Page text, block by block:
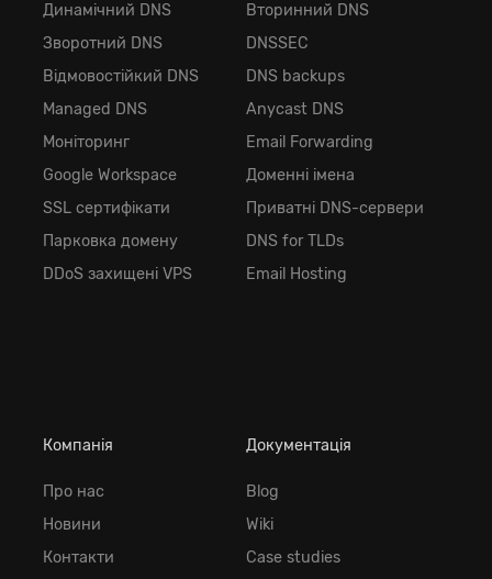
Динамічний DNS
Зворотний DNS
Відмовостійкий DNS
Managed DNS
Моніторинг
Google Workspace
SSL сертифікати
Парковка домену
DDoS захищені VPS
Вторинний DNS
DNSSEC
DNS backups
Anycast DNS
Email Forwarding
Доменні імена
Приватні DNS-сервери
DNS for TLDs
Email Hosting
Компанія
Про нас
Новини
Контакти
Документація
Blog
Wiki
Case studies